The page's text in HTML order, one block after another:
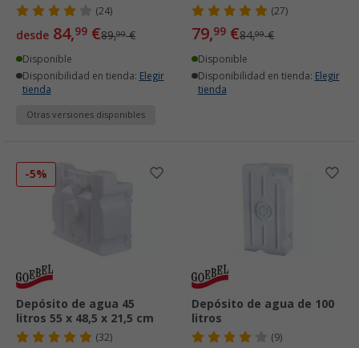
(24)
desde 84,99 €89,99€
Disponible
Disponibilidad en tienda: Elegir
tienda
Otras versiones disponibles
(27)
79,99 €84,99€
Disponible
Disponibilidad en tienda: Elegir
tienda
-5%
Depósito de agua 45
litros 55 x 48,5 x 21,5 cm
(32)
Depósito de agua de 100
litros
(9)